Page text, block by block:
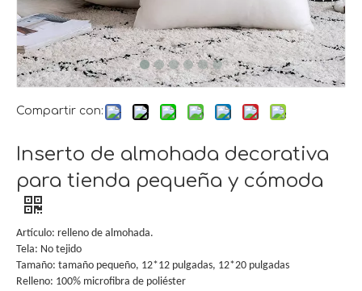
Compartir con:
Inserto de almohada decorativa
para tienda pequeña y cómoda
Artículo: relleno de almohada.
Tela: No tejido
Tamaño: tamaño pequeño, 12*12 pulgadas, 12*20 pulgadas
Relleno: 100% microfibra de poliéster